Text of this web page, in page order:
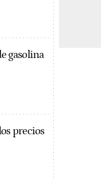
gasolina
precios